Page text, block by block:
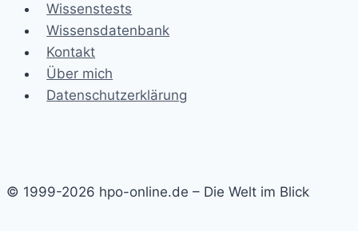
Wissenstests
Wissensdatenbank
Kontakt
Über mich
Datenschutzerklärung
© 1999-2026 hpo-online.de – Die Welt im Blick